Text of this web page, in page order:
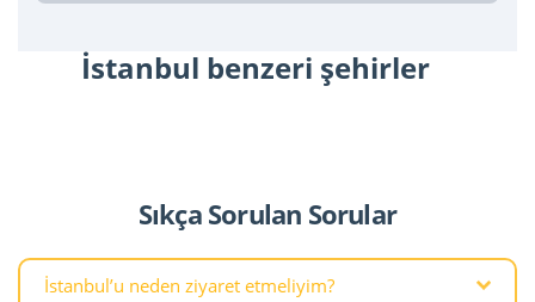
İstanbul benzeri şehirler
Sıkça Sorulan Sorular
İstanbul’u neden ziyaret etmeliyim?